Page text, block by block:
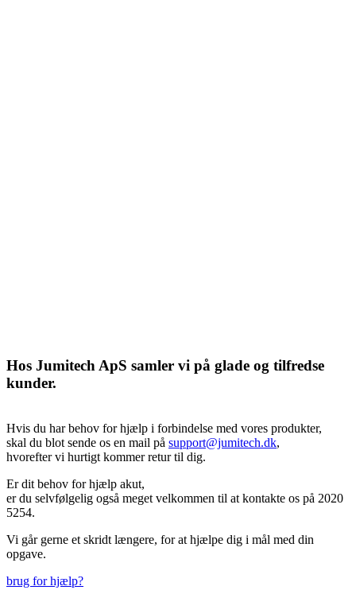
Hos Jumitech ApS samler vi på glade og tilfredse
kunder.
Hvis du har behov for hjælp i forbindelse med vores produkter,
skal du blot sende os en mail på support@jumitech.dk,
hvorefter vi hurtigt kommer retur til dig.
Er dit behov for hjælp akut,
er du selvfølgelig også meget velkommen til at kontakte os på 2020
5254.
Vi går gerne et skridt længere, for at hjælpe dig i mål med din
opgave.
brug for hjælp?